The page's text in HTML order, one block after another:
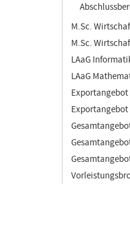
M.Sc.
M.Sc.
LAaG
LAaG